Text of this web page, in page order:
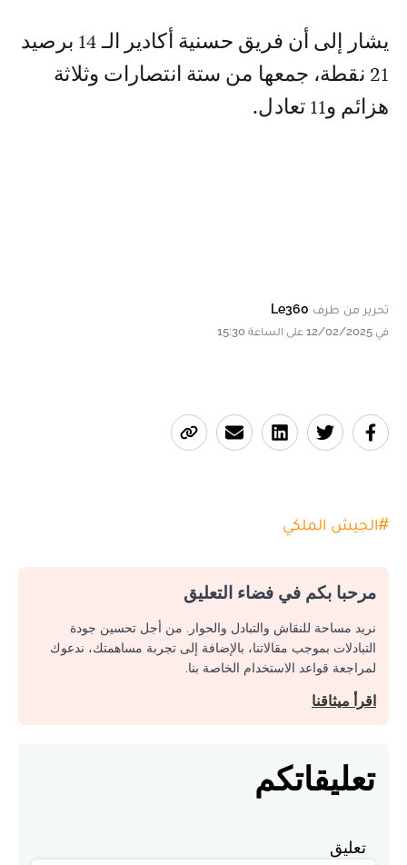
يشار إلى أن فريق حسنية أكادير الـ 14 برصيد
21 نقطة، جمعها من ستة انتصارات وثلاثة
هزائم و11 تعادل.
تحرير من طرف Le360
في 12/02/2025 على الساعة 15:30
#الجيش الملكي
مرحبا بكم في فضاء التعليق
نريد مساحة للنقاش والتبادل والحوار. من أجل تحسين جودة
التبادلات بموجب مقالاتنا، بالإضافة إلى تجربة مساهمتك، ندعوك
لمراجعة قواعد الاستخدام الخاصة بنا.
اقرأ ميثاقنا
تعليقاتكم
تعليق